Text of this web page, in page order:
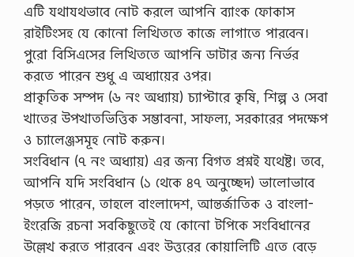
এটি যথাযথভাবে নোট করলে আপনি ব্যাংক ফোকাস
রাইটিংসহ যে কোনো লিখিততে কাজে লাগাতে পারবেন।
পুরো বিসিএসের লিখিততে আপনি ডাটার জন্য নির্ভর
করতে পারেন শুধু এ অধ্যায়ের ওপর।
প্রাকৃতিক সম্পদ (৬ নং অধ্যায়) চ্যাপ্টারে কৃষি, শিল্প ও সেবা
খাতের উপখাতভিত্তিক সম্ভাবনা, সাফল্য, সরকারের পদক্ষেপ
ও চ্যালেঞ্জসমূহ নোট করুন।
সংবিধান (৭ নং অধ্যায়) এর জন্য বিগত প্রশ্নই যথেষ্ট। তবে,
আপনি যদি সংবিধান (১ থেকে ৪৭ অনুচ্ছেদ) ভালোভাবে
পড়তে পারেন, তাহলে বাংলাদেশ, আন্তর্জাতিক ও বাংলা-
ইংরেজি রচনা সবকিছুতেই যে কোনো টপিকে সংবিধানের
উল্লেখ করতে পারবেন এবং উত্তরের কোয়ালিটি এতে বেড়ে